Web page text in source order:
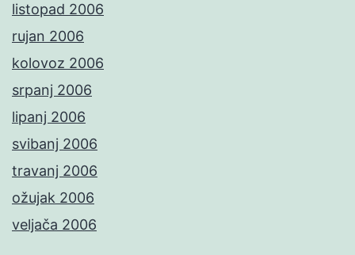
listopad 2006
rujan 2006
kolovoz 2006
srpanj 2006
lipanj 2006
svibanj 2006
travanj 2006
ožujak 2006
veljača 2006